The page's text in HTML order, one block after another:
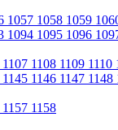
1057 1058 1059
1094 1095 1096
1107 1108 1109 1110
1145 1146 1147 1148
1157 1158